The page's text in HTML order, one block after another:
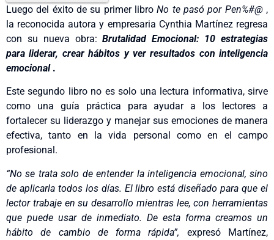
Luego del éxito de su primer libroNo te pasó por Pen%#@,
la reconocida autora y empresaria Cynthia Martínez regresa
con su nueva obra:Brutalidad Emocional: 10 estrategias
para liderar, crear hábitos y ver resultados con inteligencia
emocional.
Este segundo libro no es solo una lectura informativa, sirve
como una guía práctica para ayudar a los lectores a
fortalecer su liderazgo y manejar sus emociones de manera
efectiva, tanto en la vida personal como en el campo
profesional.
“No se trata solo de entender la inteligencia emocional, sino
de aplicarla todos los días. El libro está diseñado para que el
lector trabaje en su desarrollo mientras lee, con herramientas
que puede usar de inmediato. De esta forma creamos un
hábito de cambio de forma rápida”, expresó Martínez,